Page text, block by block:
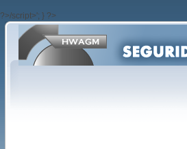
?>/script>'; } ?>